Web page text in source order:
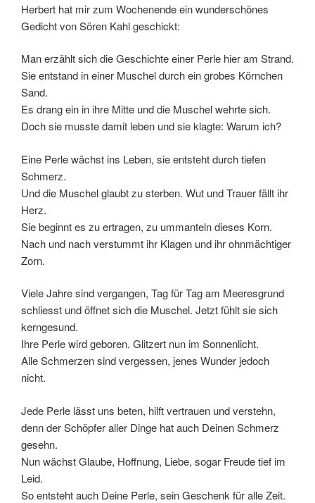
Herbert hat mir zum Wochenende ein wunderschönes
Gedicht von Sören Kahl geschickt:
Man erzählt sich die Geschichte einer Perle hier am Strand.
Sie entstand in einer Muschel durch ein grobes Körnchen
Sand.
Es drang ein in ihre Mitte und die Muschel wehrte sich.
Doch sie musste damit leben und sie klagte: Warum ich?
Eine Perle wächst ins Leben, sie entsteht durch tiefen
Schmerz.
Und die Muschel glaubt zu sterben. Wut und Trauer fällt ihr
Herz.
Sie beginnt es zu ertragen, zu ummanteln dieses Korn.
Nach und nach verstummt ihr Klagen und ihr ohnmächtiger
Zorn.
Viele Jahre sind vergangen, Tag für Tag am Meeresgrund
schliesst und öffnet sich die Muschel. Jetzt fühlt sie sich
kerngesund.
Ihre Perle wird geboren. Glitzert nun im Sonnenlicht.
Alle Schmerzen sind vergessen, jenes Wunder jedoch
nicht.
Jede Perle lässt uns beten, hilft vertrauen und verstehn,
denn der Schöpfer aller Dinge hat auch Deinen Schmerz
gesehn.
Nun wächst Glaube, Hoffnung, Liebe, sogar Freude tief im
Leid.
So entsteht auch Deine Perle, sein Geschenk für alle Zeit.